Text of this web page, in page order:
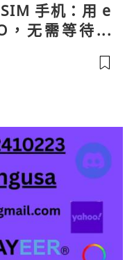
手机：用 e
，无需等待收
话短信”（如
）：优先 Redt